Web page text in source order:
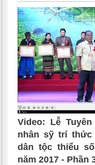
Video: Lễ
nhân sỹ trí thức
dân tộc thiểu
năm 2017 - Phần